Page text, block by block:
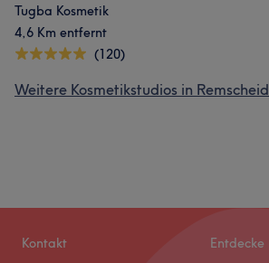
Tugba Kosmetik
4,6 Km entfernt
(120)
Weitere Kosmetikstudios in Remscheid
Kontakt Entdecke